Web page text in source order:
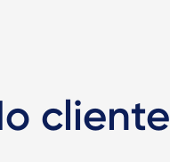
cliente